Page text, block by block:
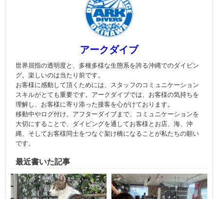
アークダイブ
世界屈指の透明度と、多種多様な生態系を誇る沖縄でのダイビン
グ。楽しいのは当たり前です。
お客様に感動して頂くためには、スタッフのコミュニケーション
スキルがとても重要です。アークダイブでは、お客様の気持ちを
理解し、お客様に寄り添った接客を心がけております。
移動中やログ付け、アフターダイブまで、コミュニケーションを
大切にすることで、ダイビングを通してお客様とお店、海、沖
縄、そしてお客様同士をつなぐ架け橋になることが私たちの願い
です。
最近書いた記事